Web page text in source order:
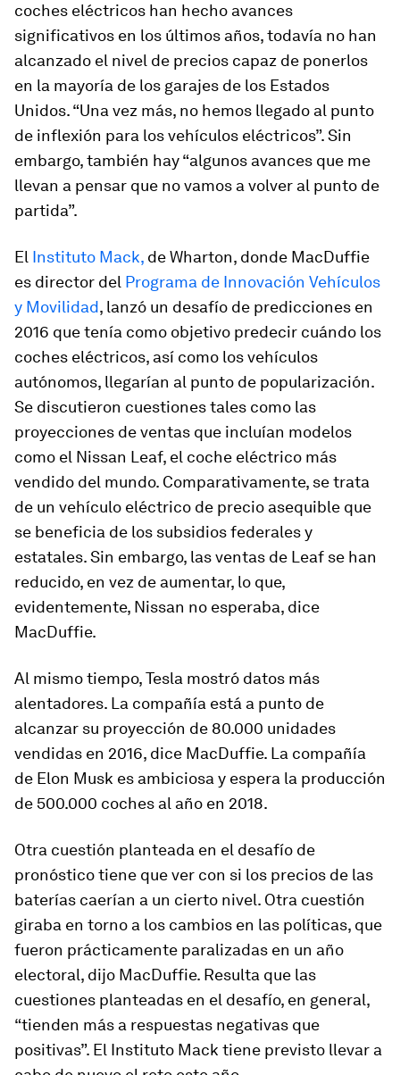
coches eléctricos han hecho avances
significativos en los últimos años, todavía no han
alcanzado el nivel de precios capaz de ponerlos
en la mayoría de los garajes de los Estados
Unidos. “Una vez más, no hemos llegado al punto
de inflexión para los vehículos eléctricos”. Sin
embargo, también hay “algunos avances que me
llevan a pensar que no vamos a volver al punto de
partida”.
El Instituto Mack, de Wharton, donde MacDuffie
es director del Programa de Innovación Vehículos
y Movilidad, lanzó un desafío de predicciones en
2016 que tenía como objetivo predecir cuándo los
coches eléctricos, así como los vehículos
autónomos, llegarían al punto de popularización.
Se discutieron cuestiones tales como las
proyecciones de ventas que incluían modelos
como el Nissan Leaf, el coche eléctrico más
vendido del mundo. Comparativamente, se trata
de un vehículo eléctrico de precio asequible que
se beneficia de los subsidios federales y
estatales. Sin embargo, las ventas de Leaf se han
reducido, en vez de aumentar, lo que,
evidentemente, Nissan no esperaba, dice
MacDuffie.
Al mismo tiempo, Tesla mostró datos más
alentadores. La compañía está a punto de
alcanzar su proyección de 80.000 unidades
vendidas en 2016, dice MacDuffie. La compañía
de Elon Musk es ambiciosa y espera la producción
de 500.000 coches al año en 2018.
Otra cuestión planteada en el desafío de
pronóstico tiene que ver con si los precios de las
baterías caerían a un cierto nivel. Otra cuestión
giraba en torno a los cambios en las políticas, que
fueron prácticamente paralizadas en un año
electoral, dijo MacDuffie. Resulta que las
cuestiones planteadas en el desafío, en general,
“tienden más a respuestas negativas que
positivas”. El Instituto Mack tiene previsto llevar a